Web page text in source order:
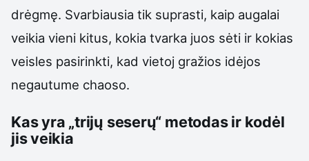
drėgmę. Svarbiausia tik suprasti, kaip augalai
veikia vieni kitus, kokia tvarka juos sėti ir kokias
veisles pasirinkti, kad vietoj gražios idėjos
negautume chaoso.
Kas yra „trijų seserų“ metodas ir kodėl
jis veikia